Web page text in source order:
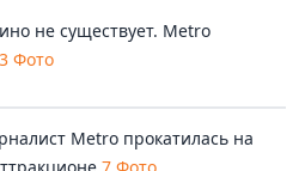
не существует. Metro
3 Фото
Metro прокатилась на